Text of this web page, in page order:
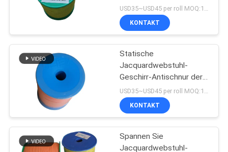
VIDEOS
ÜBER
UNS
WERKSBESICHTIGUNG
QUALITÄTSKONTROLLE
AGM-Aufkleber-
Webstuhl-1.2mm mit
Kohlenstoff
USD35~USD45 per roll MOQ:18 Rolls
KONTAKT
Statische
Jacquardwebstuhl-
Geschirr-Antischnur der
Schweiz 1.2mm für
elektronische
Jacquardwebstuhl-
KONTAKT
Spannen Sie
Jacquardwebstuhl-